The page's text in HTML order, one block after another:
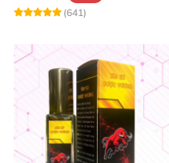
(641)